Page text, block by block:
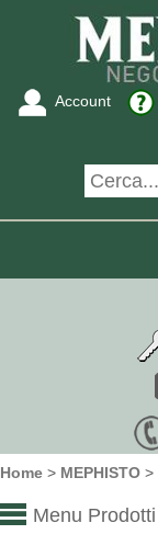
Account
Home > MEPHISTO >
Menu Prodotti